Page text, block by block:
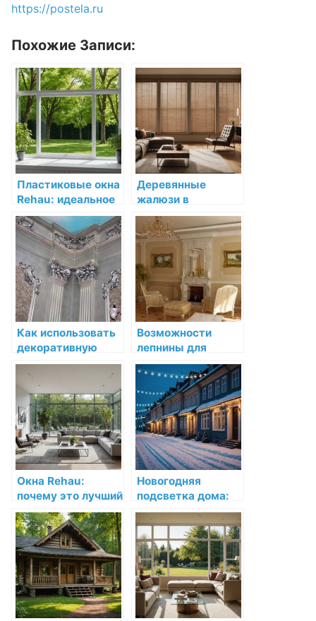
https://postela.ru
Похожие Записи:
Пластиковые окна
Rehau: идеальное
решение для
вашего дома
Деревянные
жалюзи в
Тернополе:
стильное решение
для дома по
доступной цене
Как использовать
декоративную
лепнину для
создания уютного
пространства
Возможности
лепнины для
создания уютного
интерьера
Окна Rehau:
почему это лучший
выбор для вашего
дома
Новогодняя
подсветка дома:
волшебство света
в Краснодаре